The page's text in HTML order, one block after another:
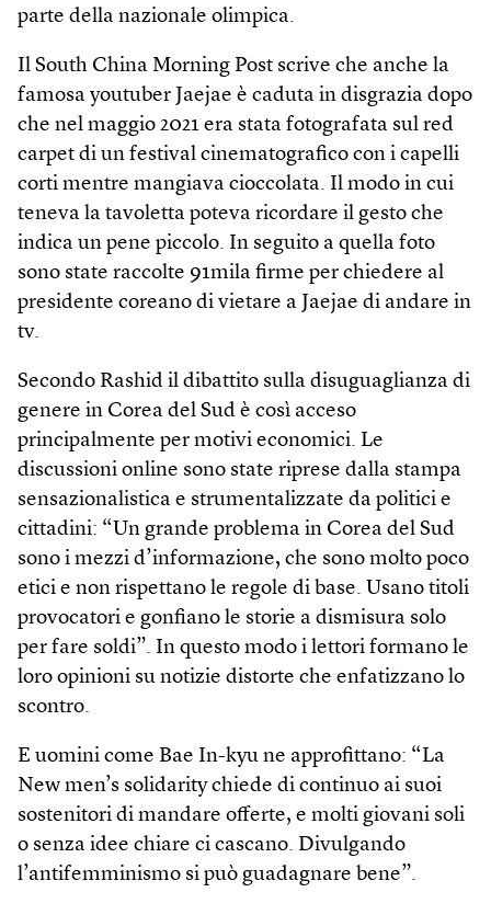
parte della nazionale olimpica.
Il South China Morning Post scrive che anche la
famosa youtuber Jaejae è caduta in disgrazia dopo
che nel maggio 2021 era stata fotografata sul red
carpet di un festival cinematografico con i capelli
corti mentre mangiava cioccolata. Il modo in cui
teneva la tavoletta poteva ricordare il gesto che
indica un pene piccolo. In seguito a quella foto
sono state raccolte 91mila firme per chiedere al
presidente coreano di vietare a Jaejae di andare in
tv.
Secondo Rashid il dibattito sulla disuguaglianza di
genere in Corea del Sud è così acceso
principalmente per motivi economici. Le
discussioni online sono state riprese dalla stampa
sensazionalistica e strumentalizzate da politici e
cittadini: “Un grande problema in Corea del Sud
sono i mezzi d’informazione, che sono molto poco
etici e non rispettano le regole di base. Usano titoli
provocatori e gonfiano le storie a dismisura solo
per fare soldi”. In questo modo i lettori formano le
loro opinioni su notizie distorte che enfatizzano lo
scontro.
E uomini come Bae In-kyu ne approfittano: “La
New men’s solidarity chiede di continuo ai suoi
sostenitori di mandare offerte, e molti giovani soli
o senza idee chiare ci cascano. Divulgando
l’antifemminismo si può guadagnare bene”.